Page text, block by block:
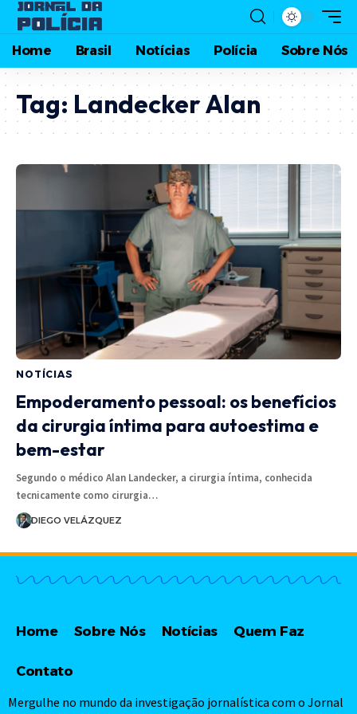
Home Brasil Notícias Polícia Sobre Nós
Tag: Landecker Alan
NOTÍCIAS
Empoderamento pessoal: os benefícios
da cirurgia íntima para autoestima e
bem-estar
Segundo o médico Alan Landecker, a cirurgia íntima, conhecida
tecnicamente como cirurgia…
DIEGO VELÁZQUEZ
Home Sobre Nós Notícias Quem Faz
Contato
Mergulhe no mundo da investigação jornalística com o Jornal